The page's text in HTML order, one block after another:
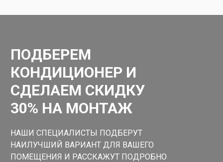
ПОДБЕРЕМ
КОНДИЦИОНЕР И
СДЕЛАЕМ СКИДКУ
30% НА МОНТАЖ
НАШИ СПЕЦИАЛИСТЫ ПОДБЕРУТ
НАИЛУЧШИЙ ВАРИАНТ ДЛЯ ВАШЕГО
ПОМЕЩЕНИЯ И РАССКАЖУТ ПОДРОБНО